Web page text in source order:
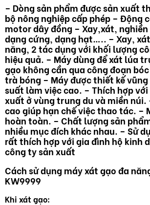
– Dòng sản phẩm được sản xuất
bộ nông nghiệp cấp phép– Động
motor dây đồng – Xay,xát,
dạng cứng, dạng hạt….. – Xay,
năng, 2 tác dụng với khối lượng
hiệu quả. – Máy dùng để xát lúa
gạo không cần qua công đoạn
trà bóng – Máy được thiết kế
suất làm việc cao.– Thích hợp
xuất ở vùng trung du và miền núi.
cao giúp hạn chế việc thao tác. –
hoàn toàn.– Chất lượng sản
nhiều mục đích khác nhau. – Sử
rất thích hợp với gia đình hộ kinh
công ty sản xuất
Cách sử dụng máy xát gạo đa
KW9999
Khi xát gạo: